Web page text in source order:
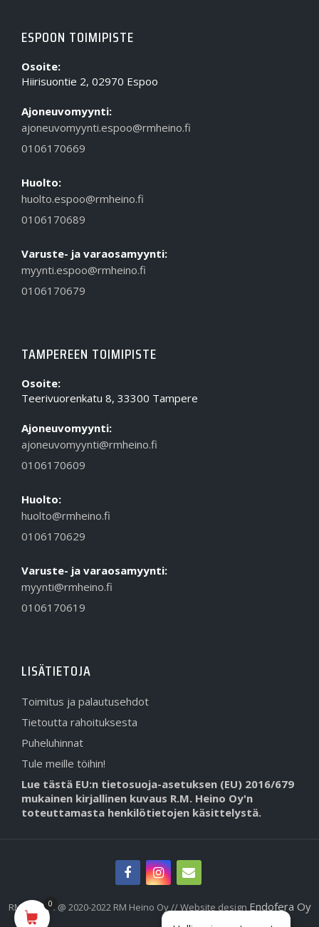
ESPOON TOIMIPISTE
Osoite:
Hiirisuontie 2, 02970 Espoo
Ajoneuvomyynti:
ajoneuvomyynti.espoo@rmheino.fi
0106170669
Huolto:
huolto.espoo@rmheino.fi
0106170689
Varuste- ja varaosamyynti:
myynti.espoo@rmheino.fi
0106170679
TAMPEREEN TOIMIPISTE
Osoite:
Teerivuorenkatu 8, 33300 Tampere
Ajoneuvomyynti:
ajoneuvomyynti@rmheino.fi
0106170609
Huolto:
huolto@rmheino.fi
0106170629
Varuste- ja varaosamyynti:
myynti@rmheino.fi
0106170619
LISÄTIETOJA
Toimitus ja palautusehdot
Tietoutta rahoituksesta
Puheluhinnat
Tule meille töihin!
Lue tästä EU:n tietosuoja-asetuksen (EU) 2016/679
mukainen kirjallinen kuvaus R.M. Heino Oy'n
toteuttamasta henkilötietojen käsittelystä.
RMHeino.fi @ 2020-2022 RM Heino Oy // Website design Endofera Oy
0